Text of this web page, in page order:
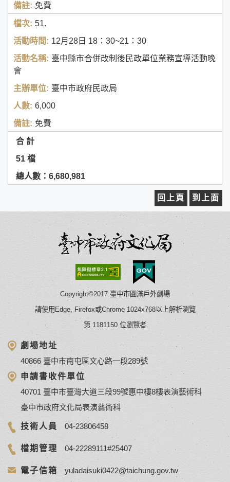
免費
51.
12月28日 18：30~21：30
臺中縣市合併改制後民政單位業務宣導活動晚
會
臺中市政府民政局
6,000
免費
合 計
51 檔
總人數：6,680,981
回上頁 到上面
Copyright©2017 臺中市圓滿戶外劇場
請使用Edge, Firefox或Chrome 1024x768以上解析瀏覽
第 1181150 位瀏覽者
劇場地址
40866 臺中市南屯區文心路一段289號
申請書收件單位
40701 臺中市臺灣大道三段99號惠中樓8樓表演藝術科
臺中市政府文化局表演藝術科
技術人員 04-23806458
檔期管理 04-22289111#25407
電子信箱 yuladaisuki0422@taichung.gov.tw